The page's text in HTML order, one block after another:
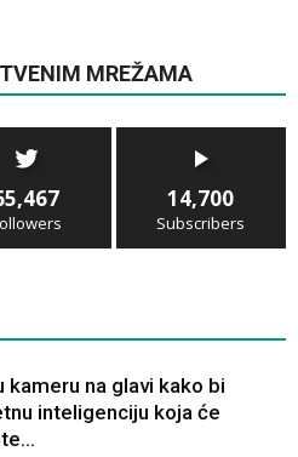
MREŽAMA
14,700
Subscribers
kameru na glavi kako bi
inteligenciju koja će